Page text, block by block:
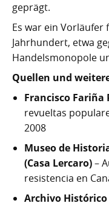
geprägt.
Es war ein Vorläufer
Jahrhundert, etwa
Handelsmonopole
Quellen und
Francisco Fariña
revueltas
2008
Museo de
(Casa Lercaro)–
resistencia en
Archivo